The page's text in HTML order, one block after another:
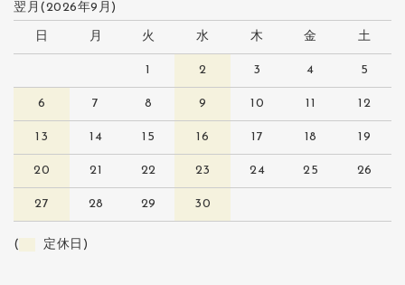
翌月(2026年9月)
日 月 火 水 木 金 土
1 2 3 4 5
6 7 8 9 10 11 12
13 14 15 16 17 18 19
20 21 22 23 24 25 26
27 28 29 30
( 定休日)